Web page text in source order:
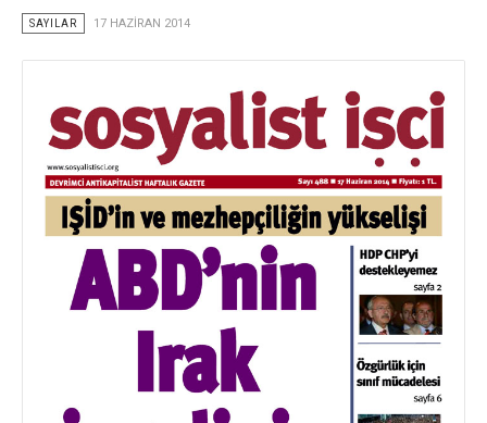
SAYILAR 17 HAZIRAN 2014